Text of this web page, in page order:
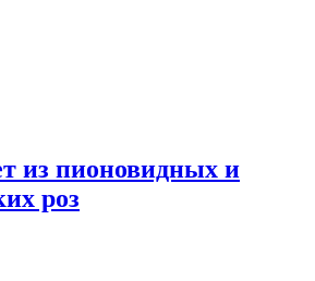
из пионовидных и
роз